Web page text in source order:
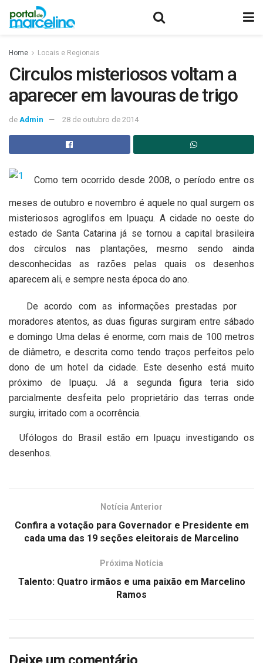
Home Locais e Regionais
Circulos misteriosos voltam a
aparecer em lavouras de trigo
de Admin 28 de outubro de 2014
Como tem ocorrido desde 2008, o período entre os
meses de outubro e novembro é aquele no qual surgem os
misteriosos agroglifos em Ipuaçu. A cidade no oeste do
estado de Santa Catarina já se tornou a capital brasileira
dos círculos nas plantações, mesmo sendo ainda
desconhecidas as razões pelas quais os desenhos
aparecem ali, e sempre nesta época do ano.
De acordo com as informações prestadas por
moradores atentos, as duas figuras surgiram entre sábado
e domingo Uma delas é enorme, com mais de 100 metros
de diâmetro, e descrita como tendo traços perfeitos pelo
dono de um hotel da cidade. Este desenho está muito
próximo de Ipuaçu. Já a segunda figura teria sido
parcialmente desfeita pelo proprietário das terras onde
surgiu, irritado com a ocorrência.
Ufólogos do Brasil estão em Ipuaçu investigando os
desenhos.
Notícia Anterior
Confira a votação para Governador e Presidente em
cada uma das 19 seções eleitorais de Marcelino
Próxima Notícia
Talento: Quatro irmãos e uma paixão em Marcelino
Ramos